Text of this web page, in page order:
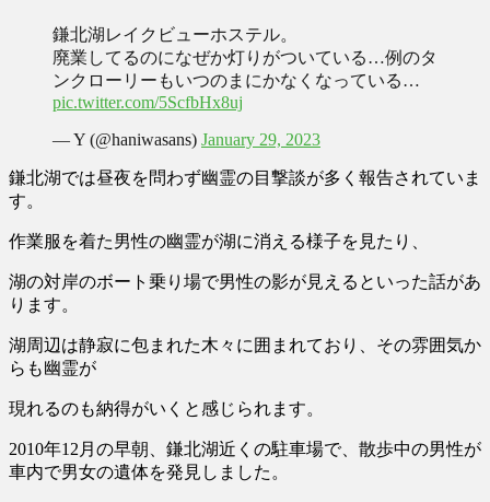
鎌北湖レイクビューホステル。
廃業してるのになぜか灯りがついている…例のタ
ンクローリーもいつのまにかなくなっている…
pic.twitter.com/5ScfbHx8uj
— Y (@haniwasans) January 29, 2023
鎌北湖では昼夜を問わず幽霊の目撃談が多く報告されていま
す。
作業服を着た男性の幽霊が湖に消える様子を見たり、
湖の対岸のボート乗り場で男性の影が見えるといった話があ
ります。
湖周辺は静寂に包まれた木々に囲まれており、その雰囲気か
らも幽霊が
現れるのも納得がいくと感じられます。
2010年12月の早朝、鎌北湖近くの駐車場で、散歩中の男性が
車内で男女の遺体を発見しました。